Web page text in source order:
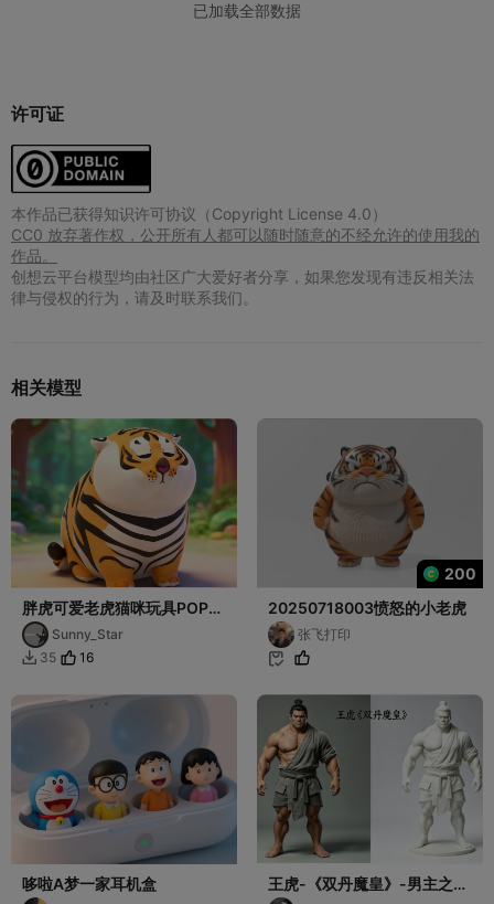
许可证
本作品已获得知识许可协议（Copyright License 4.0）
CC0 放弃著作权，公开所有人都可以随时随意的不经允许的使用我的
作品。
创想云平台模型均由社区广大爱好者分享，如果您发现有违反相关法
律与侵权的行为，请及时联系我们。
相关模型
胖虎可爱老虎猫咪玩具POP可
爱模型摆件
Sunny_Star
 35 16
200
20250718003愤怒的小老虎
张飞打印

哆啦A梦一家耳机盒
王虎-《双丹魔皇》-男主之